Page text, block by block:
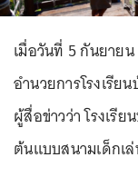
เมื่อวันที่ 5 กันยาย
อำนวยการโรงเรีย
ผู้สื่อข่าวว่า โรงเรีย
ต้นแบบสนามเด็กเ